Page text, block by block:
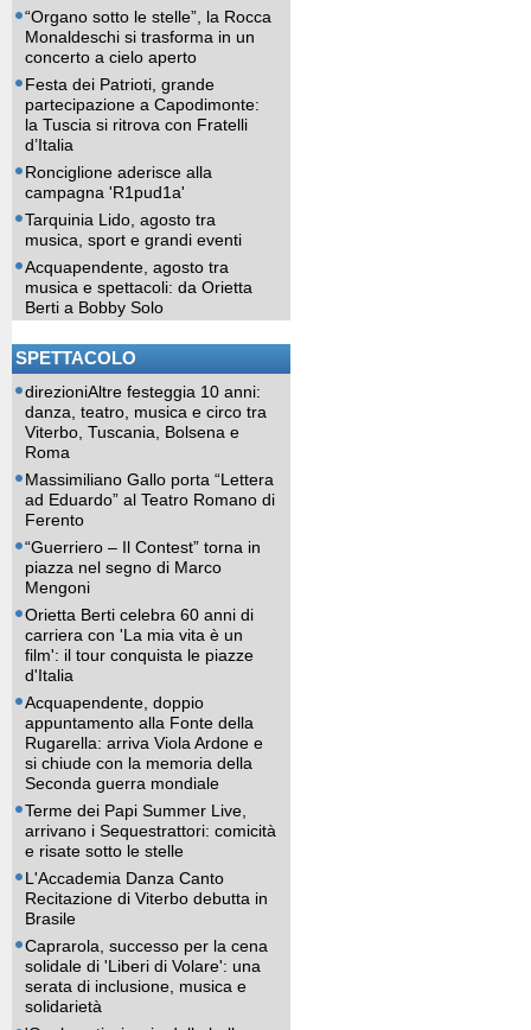
“Organo sotto le stelle”, la Rocca
Monaldeschi si trasforma in un
concerto a cielo aperto
Festa dei Patrioti, grande
partecipazione a Capodimonte:
la Tuscia si ritrova con Fratelli
d’Italia
Ronciglione aderisce alla
campagna 'R1pud1a'
Tarquinia Lido, agosto tra
musica, sport e grandi eventi
Acquapendente, agosto tra
musica e spettacoli: da Orietta
Berti a Bobby Solo
SPETTACOLO
direzioniAltre festeggia 10 anni:
danza, teatro, musica e circo tra
Viterbo, Tuscania, Bolsena e
Roma
Massimiliano Gallo porta “Lettera
ad Eduardo” al Teatro Romano di
Ferento
“Guerriero – Il Contest” torna in
piazza nel segno di Marco
Mengoni
Orietta Berti celebra 60 anni di
carriera con 'La mia vita è un
film': il tour conquista le piazze
d'Italia
Acquapendente, doppio
appuntamento alla Fonte della
Rugarella: arriva Viola Ardone e
si chiude con la memoria della
Seconda guerra mondiale
Terme dei Papi Summer Live,
arrivano i Sequestrattori: comicità
e risate sotto le stelle
L'Accademia Danza Canto
Recitazione di Viterbo debutta in
Brasile
Caprarola, successo per la cena
solidale di 'Liberi di Volare': una
serata di inclusione, musica e
solidarietà